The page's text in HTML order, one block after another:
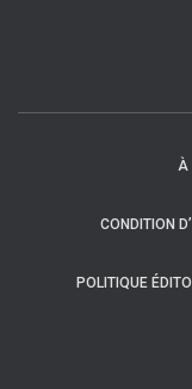
À
CONDITION
POLITIQUE